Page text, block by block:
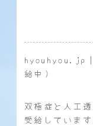
hyouhyou.jp
給中）
双極症と人工
受給していま